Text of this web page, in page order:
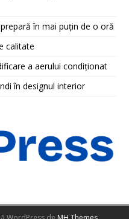
în mai puțin de o oră
calitate
a aerului condiționat
în designul interior